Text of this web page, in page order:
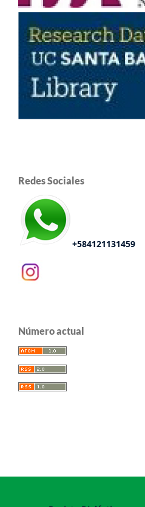
Redes Sociales
+584121131459
Número actual